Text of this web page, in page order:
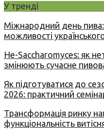
У тренді
Міжнародний день пива:
можливості
Не-Saccharomyces: як
змінюють сучасне
Як підготуватися до
2026: практичний
Трансформація ринку
функціональність